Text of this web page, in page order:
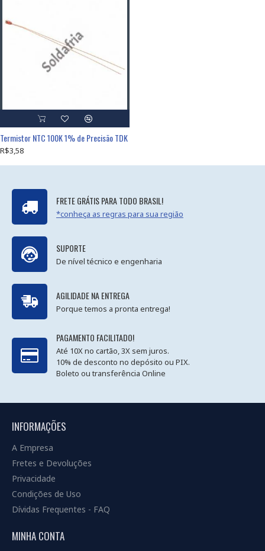
Termistor NTC 100K 1% de Precisão TDK
R$3,58
FRETE GRÁTIS PARA TODO BRASIL!
*conheça as regras para sua região
SUPORTE
De nível técnico e engenharia
AGILIDADE NA ENTREGA
Porque temos a pronta entrega!
PAGAMENTO FACILITADO!
Até 10X no cartão, 3X sem juros.
10% de desconto no depósito ou PIX.
Boleto ou transferência Online
INFORMAÇÕES
A Empresa
Fretes e Devoluções
Privacidade
Condições de Uso
Dívidas Frequentes - FAQ
MINHA CONTA